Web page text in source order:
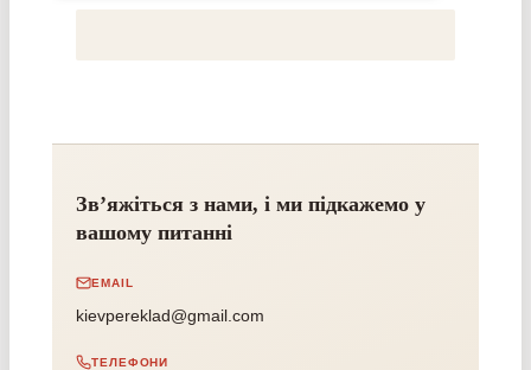
Зв’яжіться з нами, і ми підкажемо у
вашому питанні
EMAIL
kievpereklad@gmail.com
ТЕЛЕФОНИ